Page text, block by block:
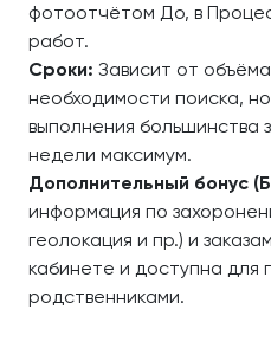
фотоотчётом До, в
работ.
Сроки: Зависит от
необходимости поиска,
выполнения большинства
недели максимум.
Дополнительный бонус
информация по
геолокация и пр.) и
кабинете и доступна
родственниками.